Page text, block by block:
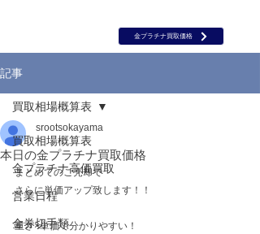
金プラチナ買取価格
記事
買取相場概算表
金プラチナ高価買取
営業日程
金券切手類
買取相場概算表
本日の金プラチナ買取価格
srootsokayama
まとめてのご売却で
さらに単価アップ致します！！
重さ×単価で分かりやすい！